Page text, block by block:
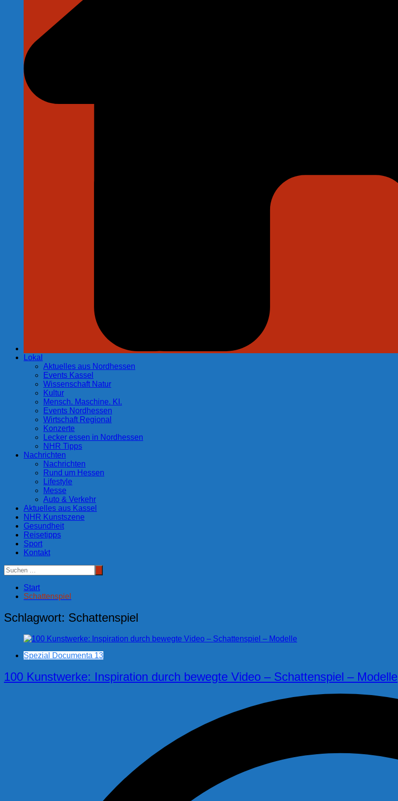
Lokal
Aktuelles aus Nordhessen
Events Kassel
Wissenschaft Natur
Kultur
Mensch. Maschine. KI.
Events Nordhessen
Wirtschaft Regional
Konzerte
Lecker essen in Nordhessen
NHR Tipps
Nachrichten
Nachrichten
Rund um Hessen
Lifestyle
Messe
Auto & Verkehr
Aktuelles aus Kassel
NHR Kunstszene
Gesundheit
Reisetipps
Sport
Kontakt
Start
Schattenspiel
Schlagwort: Schattenspiel
Spezial Documenta 13
100 Kunstwerke: Inspiration durch bewegte Video – Schattenspiel – Modelle